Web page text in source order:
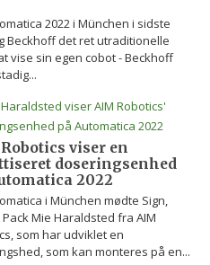
2022 i München i sidste
Beckhoff det ret utraditionelle
vise sin egen cobot - Beckhoff
viser en
doseringsenhed
2022
i München mødte Sign,
Mie Haraldsted fra AIM
som har udviklet en
som kan monteres på en...